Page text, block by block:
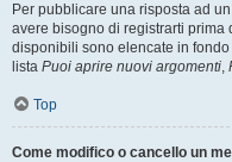
Per pubblicare una risposta ad
avere bisogno di registrarti prima
disponibili sono elencate in
lista Puoi aprire nuovi argomenti,
Top
Come modifico o cancello un